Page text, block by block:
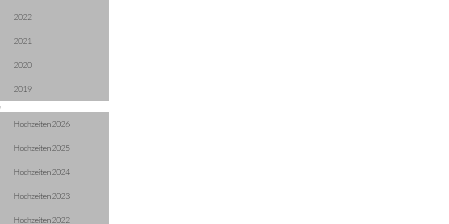
2022
2021
2020
2019
Hochzeiten 2026
Hochzeiten 2025
Hochzeiten 2024
Hochzeiten 2023
Hochzeiten 2022